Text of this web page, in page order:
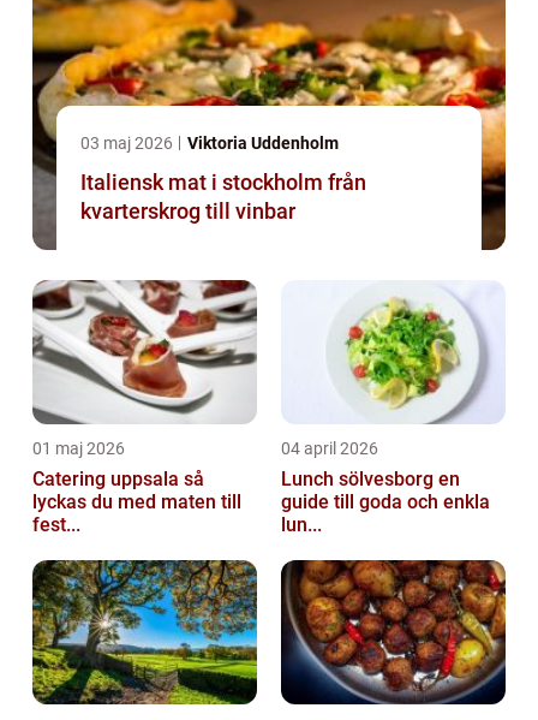
03 maj 2026 Viktoria Uddenholm
Italiensk mat i stockholm från
kvarterskrog till vinbar
01 maj 2026
Catering uppsala så
lyckas du med maten till
fest...
04 april 2026
Lunch sölvesborg en
guide till goda och enkla
lun...